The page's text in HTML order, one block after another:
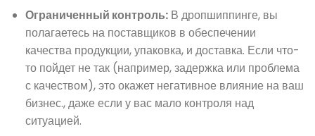
Ограниченный контроль:В дропшиппинге, вы
полагаетесь на поставщиков в обеспечении
качества продукции, упаковка, и доставка. Если что-
то пойдет не так (например, задержка или проблема
с качеством), это окажет негативное влияние на ваш
бизнес., даже если у вас мало контроля над
ситуацией.